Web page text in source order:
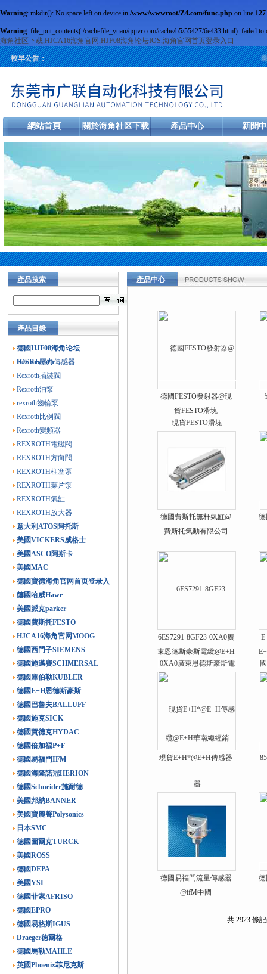
Warning: mkdir(): No space left on device in /www/wwwroot/Z4.com/func.php on line 127
Warning: file_put_contents(./cachefile_yuan/qqivr.com/cache/b5/55427/6e433.html): failed
海角社区下载,HJCA16海角官网,HJF08海角论坛IOS,海角官网首页登录入口
較早公告： 旋
網站首頁 關於海角社区下载 產品中心 新聞
產品搜索
產品目錄
德國HJF08海角论坛
IOSRexroth
Rexroth壓力傳感器
Rexroth插裝閥
Rexroth油泵
rexroth齒輪泵
Rexroth比例閥
Rexroth變頻器
REXROTH電磁閥
REXROTH方向閥
REXROTH柱塞泵
REXROTH葉片泵
REXROTH氣缸
REXROTH放大器
意大利ATOS阿托斯
美國VICKERS威格士
美國ASCO阿斯卡
美國MAC
德國寶德海角官网首页登录入
口
德國哈威Hawe
美國派克parker
德國費斯托FESTO
HJCA16海角官网MOOG
德國西門子SIEMENS
德國施邁賽SCHMERSAL
德國庫伯勒KUBLER
德國E+H恩德斯豪斯
德國巴魯夫BALLUFF
德國施克SICK
德國賀德克HYDAC
德國倍加福P+F
德國易福門IFM
德國海隆諾冠HERION
德國Schneider施耐德
美國邦納BANNER
美國寶麗聲Polysonics
日本SMC
德國圖爾克TURCK
美國ROSS
德國DEPA
美國YSI
德國菲索AFRISO
德國EPRO
德國易格斯IGUS
Draeger德爾格
德國馬勒MAHLE
英國Phoenix菲尼克斯
產品中心
德國FESTO發射器@現
貨FESTO滑塊
德國費斯托無杆氣缸@
費斯托氣動有限公司
德
6ES7291-8GF23-0XA0廣
東恩德斯豪斯電纜@E+H
華南總經銷
現貨E+H*@E+H傳感器
德國易福門流量傳感器
@ifM中國
共 2923 條